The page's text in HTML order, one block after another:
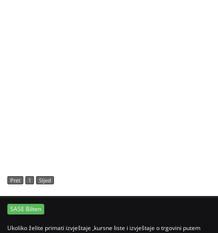
Pret 1 Sljed
SASE Bilten
Ukoliko želite primati izvještaje ,kursne liste i izvještaje o trgovini putem